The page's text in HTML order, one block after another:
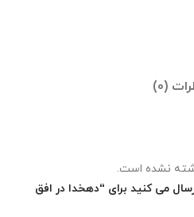
(0)
نشده است.
می کنید برای “دهخدا در افق